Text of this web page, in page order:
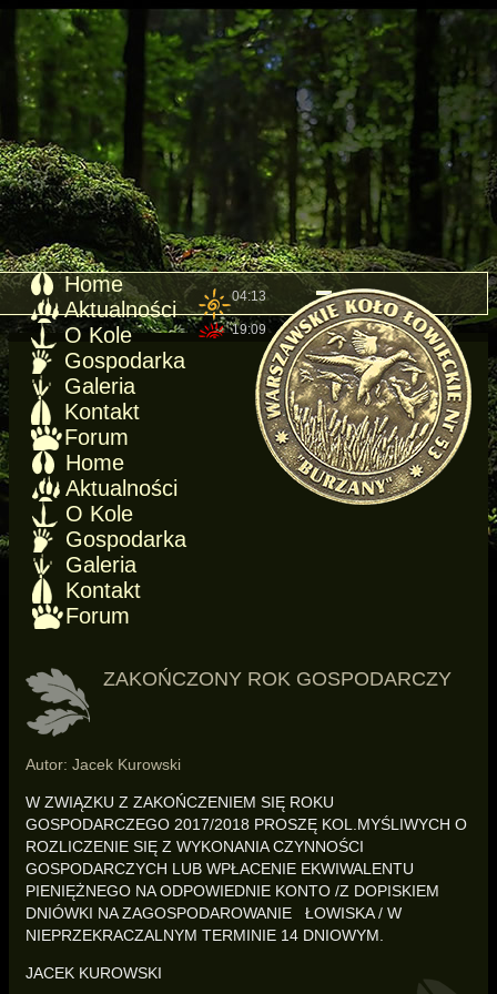
04:13
19:09
Home
Aktualności
O Kole
Gospodarka
Galeria
Kontakt
Forum
Home
Aktualności
O Kole
Gospodarka
Galeria
Kontakt
Forum
ZAKOŃCZONY ROK GOSPODARCZY
Autor: Jacek Kurowski
W ZWIĄZKU Z ZAKOŃCZENIEM SIĘ ROKU
GOSPODARCZEGO 2017/2018 PROSZĘ KOL.MYŚLIWYCH O
ROZLICZENIE SIĘ Z WYKONANIA CZYNNOŚCI
GOSPODARCZYCH LUB WPŁACENIE EKWIWALENTU
PIENIĘŻNEGO NA ODPOWIEDNIE KONTO /Z DOPISKIEM
DNIÓWKI NA ZAGOSPODAROWANIE ŁOWISKA / W
NIEPRZEKRACZALNYM TERMINIE 14 DNIOWYM.
JACEK KUROWSKI